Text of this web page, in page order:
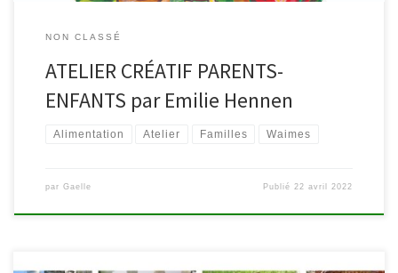
NON CLASSÉ
ATELIER CRÉATIF PARENTS-
ENFANTS par Emilie Hennen
Alimentation Atelier Familles Waimes
par Gaelle Publié 22 avril 2022